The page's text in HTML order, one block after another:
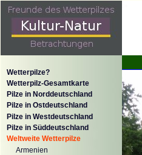
Wetterpilze?
Wetterpilz-Gesamtkarte
Pilze in Norddeutschland
Pilze in Ostdeutschland
Pilze in Westdeutschland
Pilze in Süddeutschland
Weltweite Wetterpilze
Armenien